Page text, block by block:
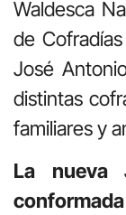
Waldesca
de
José
distintas
familiares y
La nueva
conformada